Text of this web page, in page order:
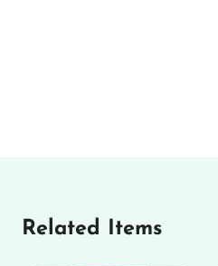
Related Items